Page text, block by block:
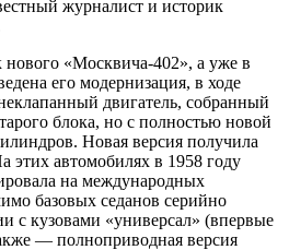
журналист и историк
нового «Москвича-402», а уже в
его модернизация, в ходе
двигатель, собранный
блока, но с полностью новой
Новая версия получила
этих автомобилях в 1958 году
на международных
базовых седанов серийно
с кузовами «универсал» (впервые
— полноприводная версия